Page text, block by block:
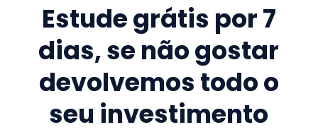
Estude grátis por 7
dias, se não gostar
devolvemos todo o
seu investimento